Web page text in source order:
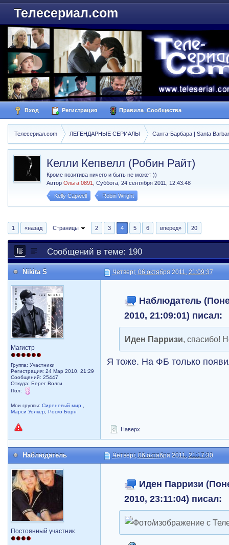
Телесериал.com
Вход Регистрация Правила_Сообщества
Телесериал.com ЛЕГЕНДАРНЫЕ СЕРИАЛЫ Санта-Барбара | Santa
Келли Кепвелл (Робин Райт)
Кроме позитива ничего и быть не может ))
АвторОльга 0891 ,Суббота, 24 сентября 2011, 12:43:48
Kelly Capwell Robin Wright
1 «назад Страницы 2 3 4 5 6 вперед» 20
Сообщений в теме: 190
Nikita S Четверг, 06 октября 2011, 21:09:37
Магистр
Группа: Участники
Регистрация: 24 Мар 2010, 21:29
Сообщений: 25447
Откуда: Берег Волги
Пол:
Мои группы:Сиреневый мир
Марси Уолкер
,Роско Борн
Наблюдатель
2010, 21:09:01) писал:
Иден Парризи, спасибо!
Я тоже. На ФБ только
Наверх
Наблюдатель Четверг, 06 октября 2011, 21:17:30
Постоянный участник
Иден Парризи
2010, 23:11:04) писал: